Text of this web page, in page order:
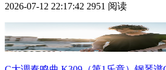
2026-07-12 22:17:42 2951 阅读